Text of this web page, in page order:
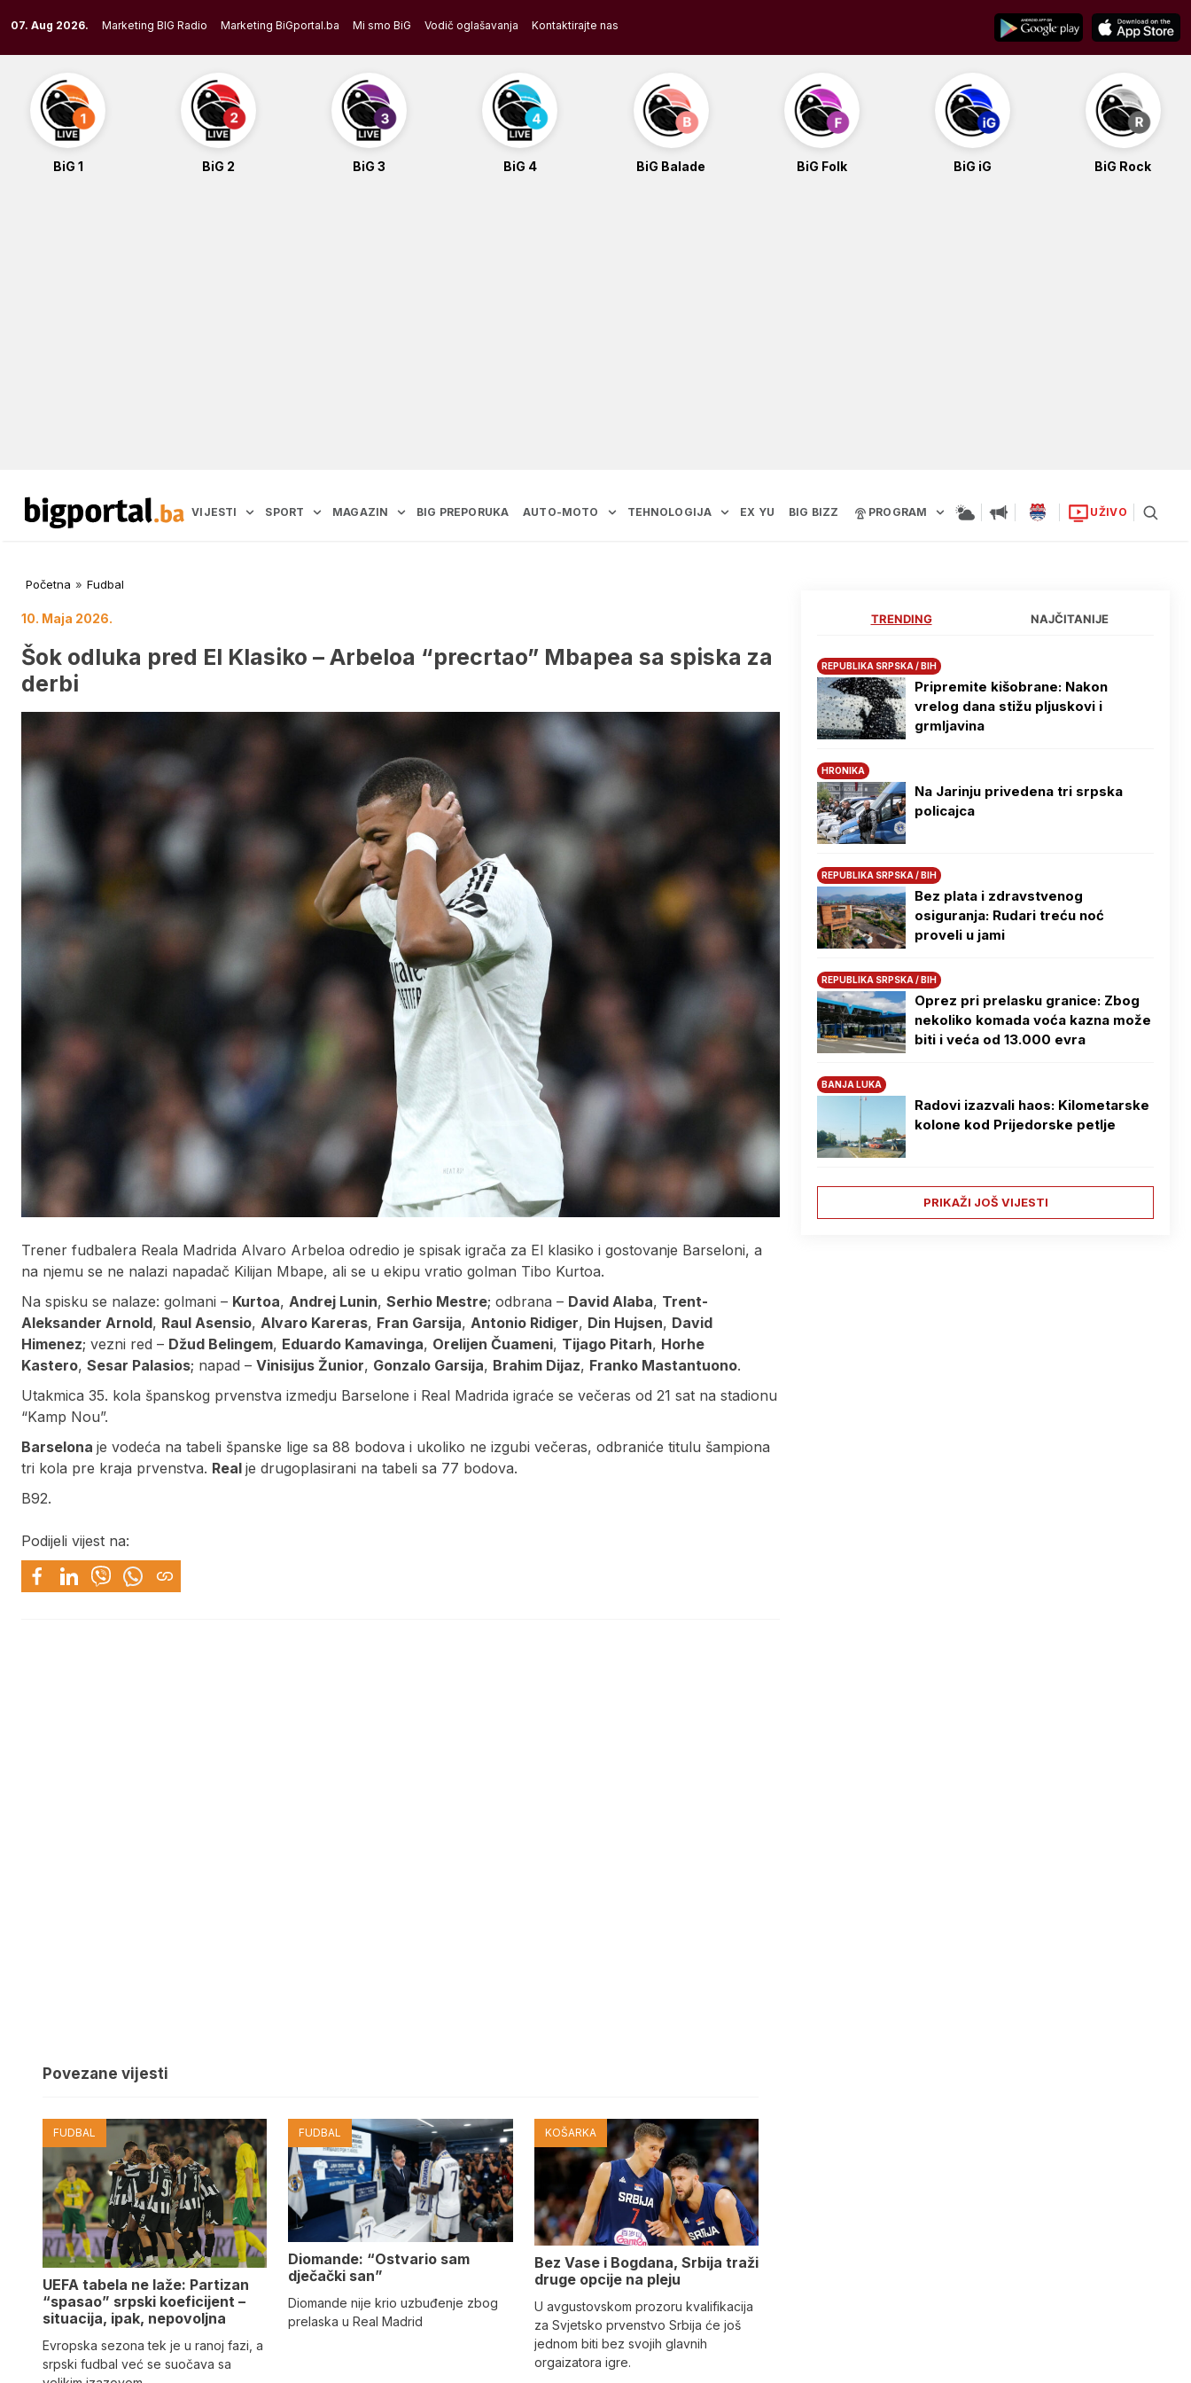
to
content
07. Aug 2026. Marketing BIG Radio Marketing BiGportal.ba Mi smo BiG Vodič oglašavanja Kontaktirajte nas
BiG 1 BiG 2 BiG 3 BiG 4 BiG Balade BiG Folk BiG iG BiG Rock
VIJESTI SPORT MAGAZIN BIG PREPORUKA AUTO-MOTO TEHNOLOGIJA EX YU BIG BIZZ PROGRAM UŽIVO
Početna » Fudbal
10. Maja 2026.
Šok odluka pred El Klasiko – Arbeloa “precrtao” Mbapea sa spiska za
derbi
Trener fudbalera Reala Madrida Alvaro Arbeloa odredio je spisak igrača za El klasiko i gostovanje Barseloni, a
na njemu se ne nalazi napadač Kilijan Mbape, ali se u ekipu vratio golman Tibo Kurtoa.
Na spisku se nalaze: golmani – Kurtoa, Andrej Lunin, Serhio Mestre; odbrana – David Alaba, Trent-
Aleksander Arnold, Raul Asensio, Alvaro Kareras, Fran Garsija, Antonio Ridiger, Din Hujsen, David
Himenez; vezni red – Džud Belingem, Eduardo Kamavinga, Orelijen Čuameni, Tijago Pitarh, Horhe
Kastero, Sesar Palasios; napad – Vinisijus Žunior, Gonzalo Garsija, Brahim Dijaz, Franko Mastantuono.
Utakmica 35. kola španskog prvenstva izmedju Barselone i Real Madrida igraće se večeras od 21 sat na stadionu
“Kamp Nou”.
Barselona je vodeća na tabeli španske lige sa 88 bodova i ukoliko ne izgubi večeras, odbraniće titulu šampiona
tri kola pre kraja prvenstva. Real je drugoplasirani na tabeli sa 77 bodova.
B92.
Podijeli vijest na:
Povezane vijesti
FUDBAL
UEFA tabela ne laže: Partizan
“spasao” srpski koeficijent –
situacija, ipak, nepovoljna
Evropska sezona tek je u ranoj fazi, a
srpski fudbal već se suočava sa
FUDBAL
Diomande: “Ostvario sam
dječački san”
Diomande nije krio uzbuđenje zbog
prelaska u Real Madrid
KOŠARKA
Bez Vase i Bogdana, Srbija traži
druge opcije na pleju
U avgustovskom prozoru kvalifikacija
za Svjetsko prvenstvo Srbija će još
jednom biti bez svojih glavnih
orgaizatora igre.
TRENDING NAJČITANIJE
REPUBLIKA SRPSKA / BIH
Pripremite kišobrane: Nakon
vrelog dana stižu pljuskovi i
grmljavina
HRONIKA
Na Јarinju privedena tri srpska
policajca
REPUBLIKA SRPSKA / BIH
Bez plata i zdravstvenog
osiguranja: Rudari treću noć
proveli u jami
REPUBLIKA SRPSKA / BIH
Oprez pri prelasku granice: Zbog
nekoliko komada voća kazna može
biti i veća od 13.000 evra
BANJA LUKA
Radovi izazvali haos: Kilometarske
kolone kod Prijedorske petlje
PRIKAŽI JOŠ VIJESTI